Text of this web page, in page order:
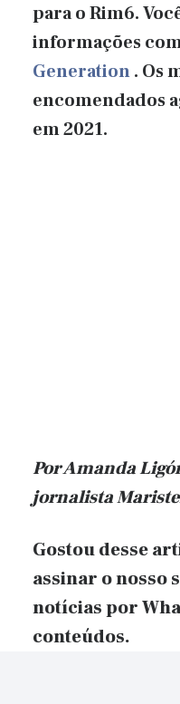
para o Rim6.
informações
Generation. Os
encomendados
em 2021.
Por Amanda
jornalista
Gostou desse
assinar o nosso
notícias por
conteúdos.